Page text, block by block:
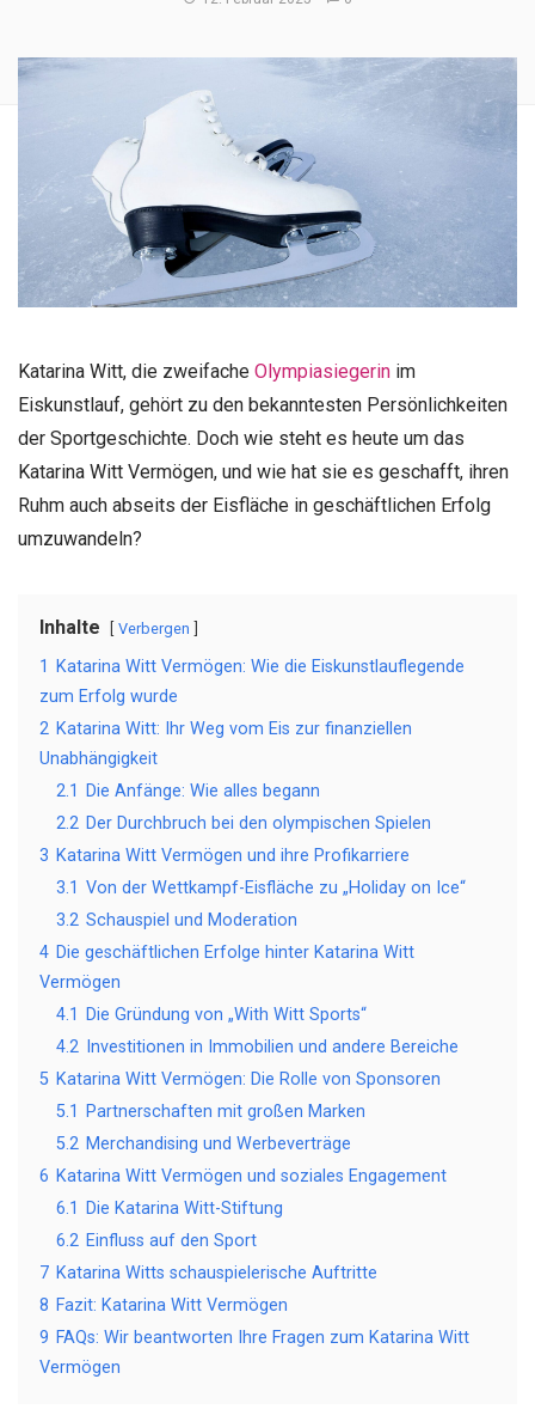
Katarina Witt, die zweifache Olympiasiegerin im
Eiskunstlauf, gehört zu den bekanntesten Persönlichkeiten
der Sportgeschichte. Doch wie steht es heute um das
Katarina Witt Vermögen, und wie hat sie es geschafft, ihren
Ruhm auch abseits der Eisfläche in geschäftlichen Erfolg
umzuwandeln?
Inhalte Verbergen
1
Katarina Witt Vermögen: Wie die Eiskunstlauflegende
zum Erfolg wurde
2 Katarina Witt: Ihr Weg vom Eis zur finanziellen
Unabhängigkeit
2.1
Die Anfänge: Wie alles begann
2.2 Der Durchbruch bei den olympischen Spielen
3 Katarina Witt Vermögen und ihre Profikarriere
3.1 Von der Wettkampf-Eisfläche zu „Holiday on Ice“
3.2 Schauspiel und Moderation
4 Die geschäftlichen Erfolge hinter Katarina Witt
Vermögen
4.1
Die Gründung von „With Witt Sports“
4.2 Investitionen in Immobilien und andere Bereiche
5 Katarina Witt Vermögen: Die Rolle von Sponsoren
5.1
Partnerschaften mit großen Marken
5.2 Merchandising und Werbeverträge
6 Katarina Witt Vermögen und soziales Engagement
6.1
Die Katarina Witt-Stiftung
6.2 Einfluss auf den Sport
7 Katarina Witts schauspielerische Auftritte
8 Fazit: Katarina Witt Vermögen
9 FAQs: Wir beantworten Ihre Fragen zum Katarina Witt
Vermögen